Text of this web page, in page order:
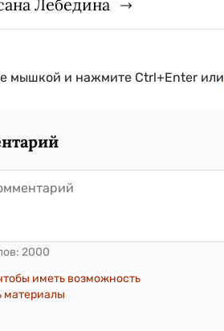
Лебедина
мышкой и нажмите Ctrl+Enter или
2000
иметь возможность
материалы